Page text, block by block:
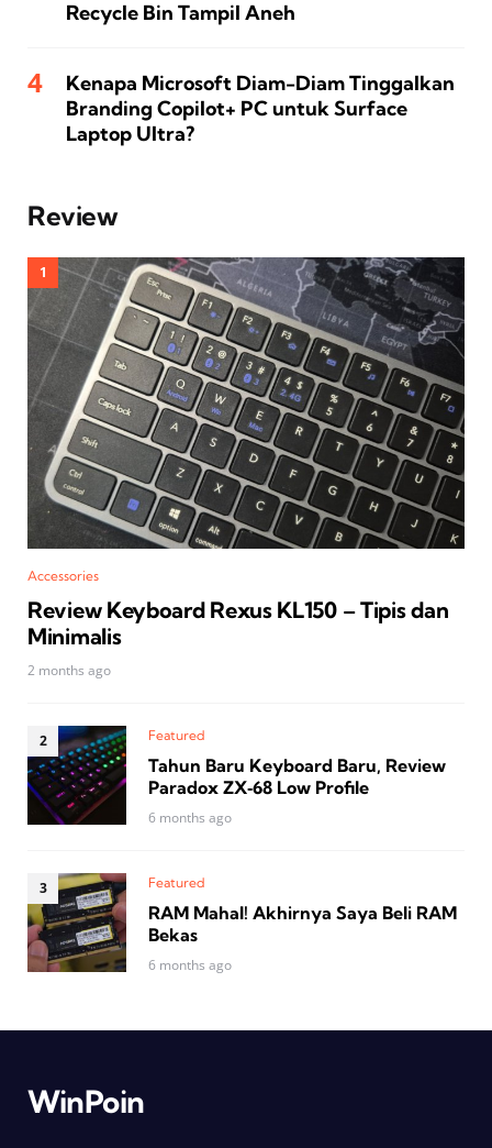
Recycle Bin Tampil Aneh
Kenapa Microsoft Diam-Diam Tinggalkan
Branding Copilot+ PC untuk Surface
Laptop Ultra?
Review
Accessories
Review Keyboard Rexus KL150 – Tipis dan
Minimalis
2 months ago
Featured
Tahun Baru Keyboard Baru, Review
Paradox ZX‑68 Low Profile
6 months ago
Featured
RAM Mahal! Akhirnya Saya Beli RAM
Bekas
6 months ago
WinPoin